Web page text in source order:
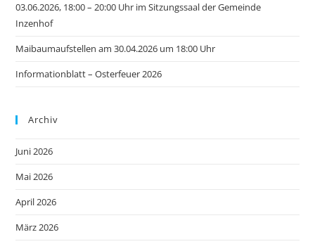
03.06.2026, 18:00 – 20:00 Uhr im Sitzungssaal der Gemeinde
Inzenhof
Maibaumaufstellen am 30.04.2026 um 18:00 Uhr
Informationblatt – Osterfeuer 2026
Archiv
Juni 2026
Mai 2026
April 2026
März 2026